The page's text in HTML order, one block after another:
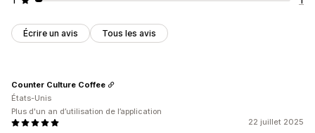
Écrire un avis Tous les avis
22 juillet 2025
Counter Culture Coffee
États-Unis
Plus d'un an d’utilisation de l’application